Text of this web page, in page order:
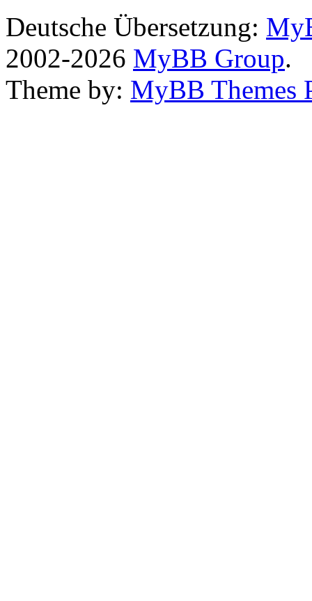
Deutsche Übersetzung:
2002-2026 MyBB Group.
Theme by: MyBB Themes